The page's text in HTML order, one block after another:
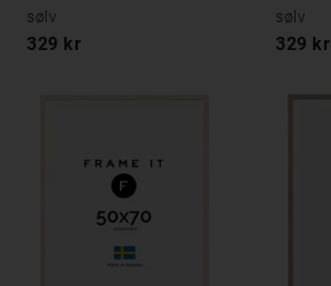
sølv
329 kr
sølv
329 kr